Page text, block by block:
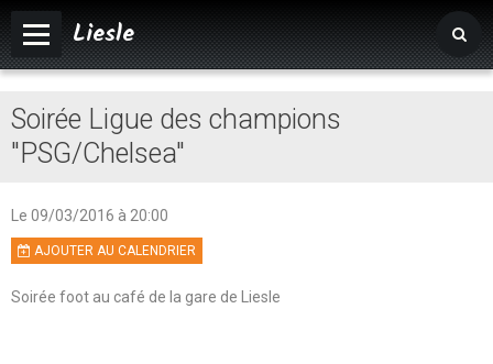
Liesle
Vie associative
Tourisme
Soirée Ligue des champions
"PSG/Chelsea"
Le 09/03/2016 à 20:00
AJOUTER AU CALENDRIER
Soirée foot au café de la gare de Liesle